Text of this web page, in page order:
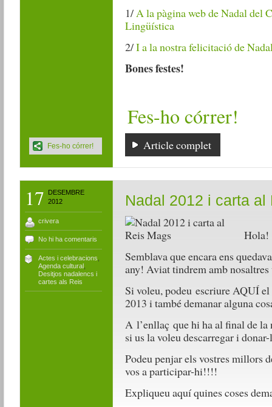
1/A la pàgina web de Nadal del
Lingüística
2/I a la nostra felicitació de
Bones festes!
Fes-ho córrer!
Article complet
Fes-ho córrer!
17
DESEMBRE
2012
crivera
No hi ha comentaris
Actes i celebracions
Agenda cultural,
Desitjos nadalencs i
cartes als Reis
Nadal 2012 i carta al
Hola!
Semblava que encara ens
any! Aviat tindrem amb
Si voleu, podeu escriure AQUÍ
2013 i també demanar alguna
A l’enllaç que hi ha al final de la
si us la voleu descarregar i
Podeu penjar els vostres millors
vos a participar-hi!!!!
Expliqueu aquí quines coses